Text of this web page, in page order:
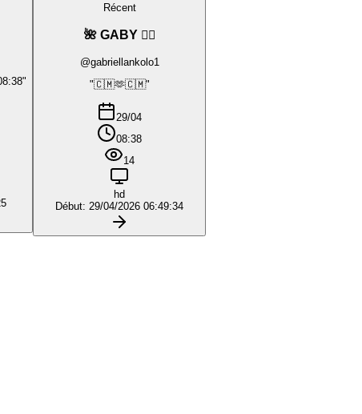
Récent
🌺 GABY ❤️‍🔥
@gabriellankolo1
"🇨🇲🫶🇨🇲"
29/04
08:38
14
hd
Début: 29/04/2026 06:49:34